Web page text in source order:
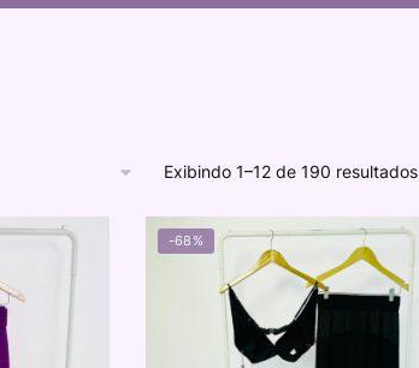
Exibindo 1–12 de 190 resultados
-68%